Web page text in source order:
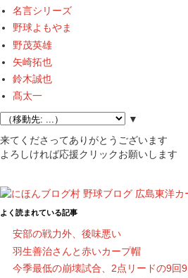
名言シリーズ
野球よもやま
野茂英雄
矢崎拓也
鈴木誠也
髙太一
▼
来てくださってありがとうございます
よろしければ応援クリックお願いします
よく読まれている記事
安部の戦力外、後味悪い
羽生善治さんと赤いカープ帽
今季最低の崩壊試合、2点リードの9